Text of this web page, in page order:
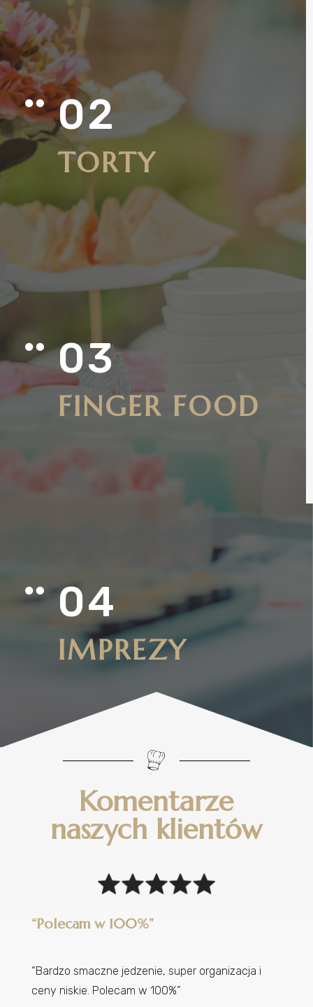
 02
TORTY
 03
FINGER FOOD
 04
IMPREZY
Komentarze
naszych klientów
“Polecam w 100%”
“Bardzo smaczne jedzenie, super organizacja i
ceny niskie. Polecam w 100%”